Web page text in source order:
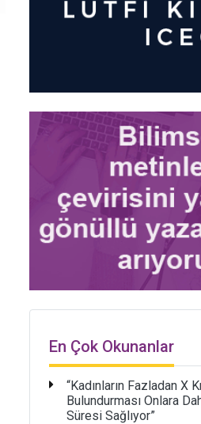
En Çok Okunanlar
“Kadınların Fazladan X
Bulundurması Onlara
Süresi Sağlıyor”